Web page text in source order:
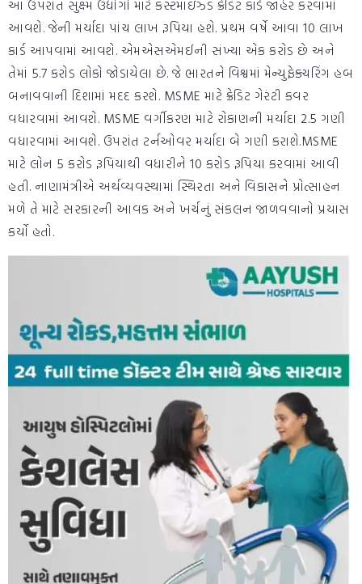
આ ઉપરાંત સુક્ષ્મ ઉદ્યોગો માટે કસ્ટમાઇઝ્ડ ક્રેડિટ કાર્ડ જાહેર કરવામાં
આવશે. જેની મર્યાદા પાંચ લાખ રૂપિયા હશે. પ્રથમ વર્ષે આવા 10 લાખ
કાર્ડ આપવામાં આવશે. એમએસએમઈની સંખ્યા એક કરોડ છે અને
તેમાં 5.7 કરોડ લોકો જોડાયેલા છે. જે ભારતને વિશ્વમાં મેન્યુફેક્ચરિંગ હબ
બનાવવાની દિશામાં મદદ કરશે. MSME માટે ક્રેડિટ ગેરંટી કવર
વધારવામાં આવશે. MSME વર્ગીકરણ માટે રોકાણની મર્યાદા 2.5 ગણી
વધારવામાં આવશે. ઉપરાંત ટર્નઓવર મર્યાદા બે ગણી કરાશે.MSME
માટે લોન 5 કરોડ રૂપિયાથી વધારીને 10 કરોડ રૂપિયા કરવામાં આવી
હતી. નાણામંત્રીએ અર્થવ્યવસ્થામાં સ્થિરતા અને વિકાસને પ્રોત્સાહન
મળે તે માટે સરકારની આવક અને ખર્ચનું સંકલન જાળવવાનો પ્રયાસ
કર્યો હતો.